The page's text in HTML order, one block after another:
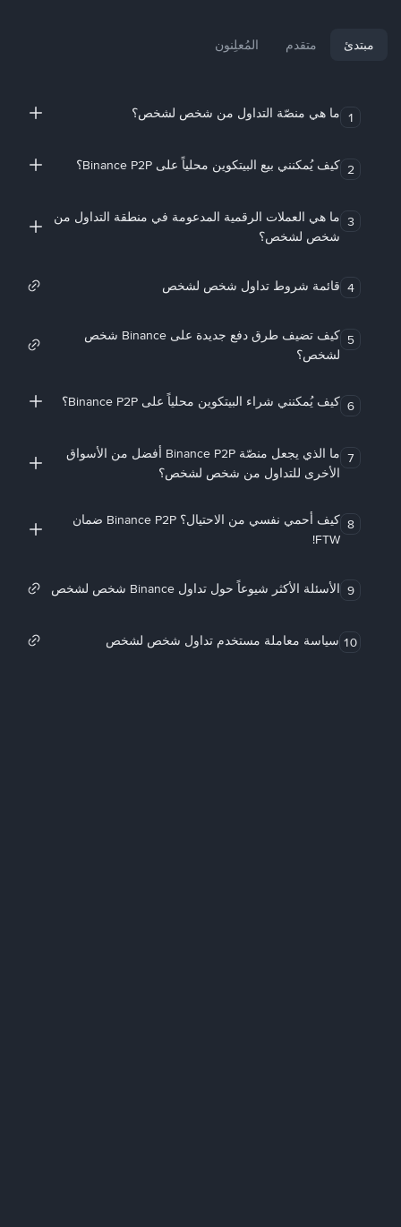
مبتدئ متقدم المُعلِنون
1 ما هي منصّة التداول من شخص لشخص؟
2 كيف يُمكنني بيع البيتكوين محلياً على Binance P2P؟
3 ما هي العملات الرقمية المدعومة في منطقة التداول من
شخص لشخص؟
4 قائمة شروط تداول شخص لشخص
5
كيف تضيف طرق دفع جديدة على Binance شخص
لشخص؟
6 كيف يُمكنني شراء البيتكوين محلياً على Binance P2P؟
7
ما الذي يجعل منصّة Binance P2P أفضل من الأسواق
الأخرى للتداول من شخص لشخص؟
8
كيف أحمي نفسي من الاحتيال؟ Binance P2P ضمان
FTW!
9 الأسئلة الأكثر شيوعاً حول تداول Binance شخص لشخص
10 سياسة معاملة مستخدم تداول شخص لشخص